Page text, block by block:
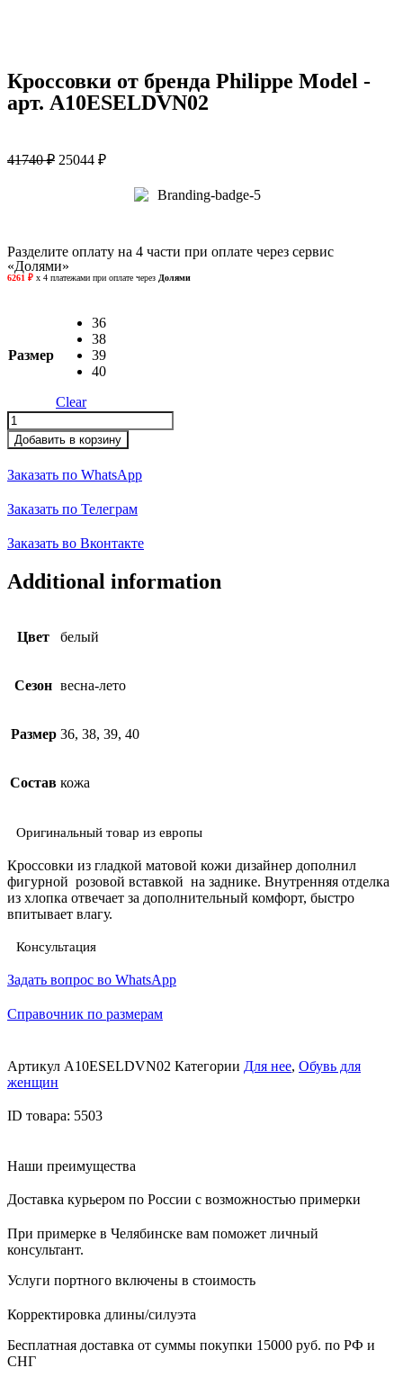
Кроссовки от бренда Philippe Model -
арт. A10ESELDVN02
41740₽ 25044 ₽
Разделите оплату на 4 части при оплате через сервис
«Долями»
Размер
36
38
39
40
Clear
Кроссовки
quantity
Добавить в корзину
Заказать по WhatsApp
Заказать по Телеграм
Заказать во Вконтакте
Additional information
Цвет белый
Сезон весна-лето
Размер 36, 38, 39, 40
Состав кожа
Оригинальный товар из европы
Кроссовки из гладкой матовой кожи дизайнер дополнил
фигурной розовой вставкой на заднике. Внутренняя отделка
из хлопка отвечает за дополнительный комфорт, быстро
впитывает влагу.
Консультация
Задать вопрос во WhatsApp
Справочник по размерам
Артикул A10ESELDVN02 Категории Для нее, Обувь для
женщин
ID товара: 5503
Наши преимущества
Доставка курьером по России с возможностью примерки
При примерке в Челябинске вам поможет личный
консультант.
Услуги портного включены в стоимость
Корректировка длины/силуэта
Бесплатная доставка от суммы покупки 15000 руб. по РФ и
СНГ